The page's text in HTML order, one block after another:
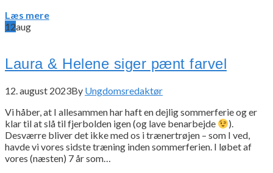
Læs mere
12aug
Laura & Helene siger pænt farvel
12. august 2023By Ungdomsredaktør
Vi håber, at I allesammen har haft en dejlig sommerferie og er
klar til at slå til fjerbolden igen (og lave benarbejde
).
Desværre bliver det ikke med os i trænertrøjen – som I ved,
havde vi vores sidste træning inden sommerferien. I løbet af
vores (næsten) 7 år som…